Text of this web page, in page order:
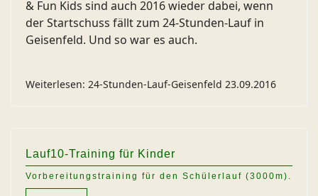
& Fun Kids sind auch 2016 wieder dabei, wenn
der Startschuss fällt zum 24-Stunden-Lauf in
Geisenfeld. Und so war es auch.
Weiterlesen: 24-Stunden-Lauf-Geisenfeld 23.09.2016
Lauf10-Training für Kinder
Vorbereitungstraining für den Schülerlauf (3000m).